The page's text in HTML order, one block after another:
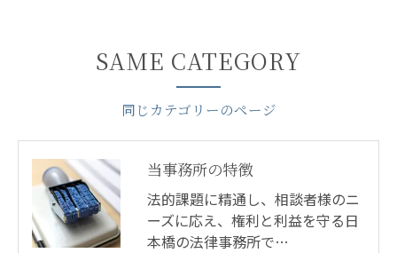
同じカテゴリーのページ
SAME CATEGORY
当事務所の特徴
法的課題に精通し、相談者様のニ
ーズに応え、権利と利益を守る日
本橋の法律事務所で…